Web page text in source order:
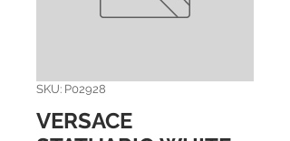
SKU: P02928
VERSACE